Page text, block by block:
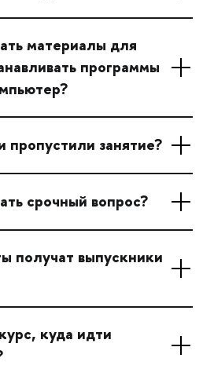
материалы для
программы
пропустили занятие?
срочный вопрос?
получат выпускники
куда идти